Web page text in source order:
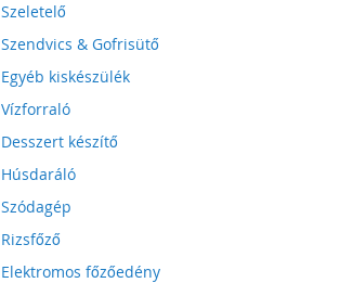
Szeletelő
Szendvics & Gofrisütő
Egyéb kiskészülék
Vízforraló
Desszert készítő
Húsdaráló
Szódagép
Rizsfőző
Elektromos főzőedény